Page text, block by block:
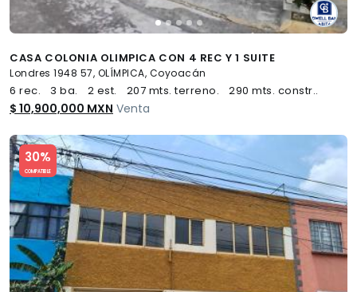
CASA COLONIA OLIMPICA CON 4 REC Y 1 SUITE
Londres 1948 57, OLÍMPICA, Coyoacán
6 rec. 3 ba. 2 est. 207 mts. terreno. 290 mts. constr..
$ 10,900,000 MXN Venta
30%
COMPATIBLE
Slide 1 of 5